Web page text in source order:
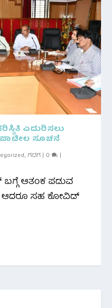
ಎದುರಿಸಲು
ಸೂಚನೆ
, ಗದಗ | 0 |
ಆತಂಕ ಪಡುವ
ಆದರೂ ಸಹ ಕೋವಿಡ್